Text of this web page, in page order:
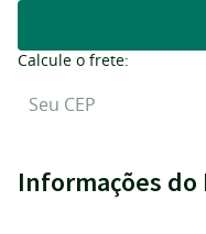
Calcule o frete:
Informações